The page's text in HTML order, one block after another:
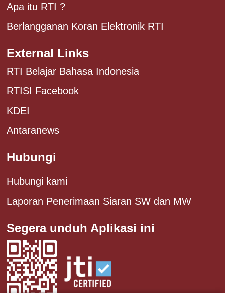
Apa itu RTI ?
Berlangganan Koran Elektronik RTI
External Links
RTI Belajar Bahasa Indonesia
RTISI Facebook
KDEI
Antaranews
Hubungi
Hubungi kami
Laporan Penerimaan Siaran SW dan MW
Segera unduh Aplikasi ini